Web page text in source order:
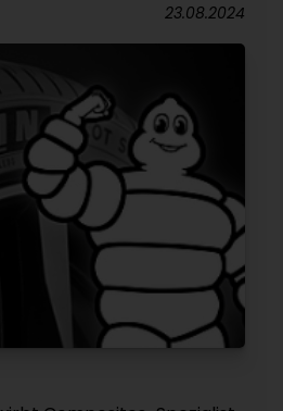
23.08.2024